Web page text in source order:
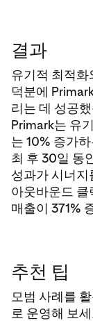
결과
유기적 최적
덕분에
리는 데 성공
Primark는 유
는 10% 증가
최 후 30일 동
성과가 시너지
아웃바운드
매출이 371%
추천 팁
모범 사례를
로 운영해 보